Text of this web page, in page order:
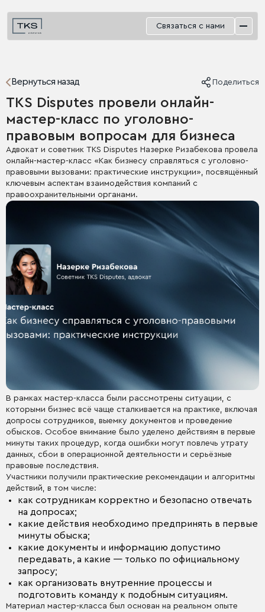
Связаться с нами
Вернуться назад Поделиться
TKS Disputes провели онлайн-
мастер-класс по уголовно-
правовым вопросам для бизнеса
Адвокат и советник TKS Disputes Назерке Ризабекова провела
онлайн-мастер-класс «Как бизнесу справляться с уголовно-
правовыми вызовами: практические инструкции», посвящённый
ключевым аспектам взаимодействия компаний с
правоохранительными органами.
В рамках мастер-класса были рассмотрены ситуации, с
которыми бизнес всё чаще сталкивается на практике, включая
допросы сотрудников, выемку документов и проведение
обысков. Особое внимание было уделено действиям в первые
минуты таких процедур, когда ошибки могут повлечь утрату
данных, сбои в операционной деятельности и серьёзные
правовые последствия.
Участники получили практические рекомендации и алгоритмы
действий, в том числе:
как сотрудникам корректно и безопасно отвечать
на допросах;
какие действия необходимо предпринять в первые
минуты обыска;
какие документы и информацию допустимо
передавать, а какие — только по официальному
запросу;
как организовать внутренние процессы и
подготовить команду к подобным ситуациям.
Материал мастер-класса был основан на реальном опыте